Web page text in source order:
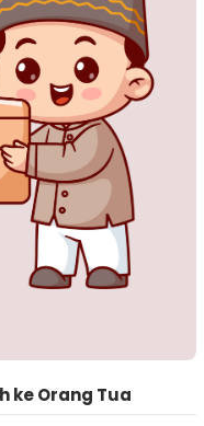
ke Orang Tua